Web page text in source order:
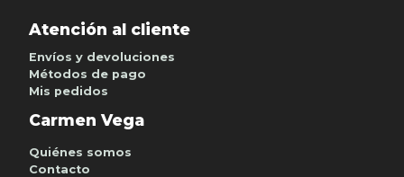
Atención al cliente
Envíos y devoluciones
Métodos de pago
Mis pedidos
Carmen Vega
Quiénes somos
Contacto